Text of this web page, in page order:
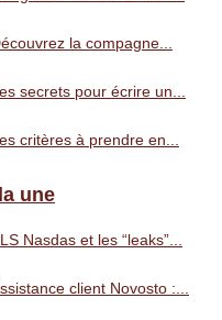
la compagne...
secrets pour écrire un...
critères à prendre en...
une
Nasdas et les “leaks”...
client Novosto :...